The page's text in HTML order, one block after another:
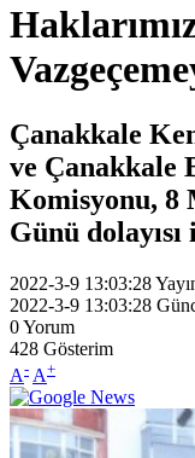
Çanakkale
ve Çanakkale
Komisyonu, 8
Günü
2022-3-9 13:03:28
2022-3-9 13:03:28
0Yorum
428 Gösterim
A- A+